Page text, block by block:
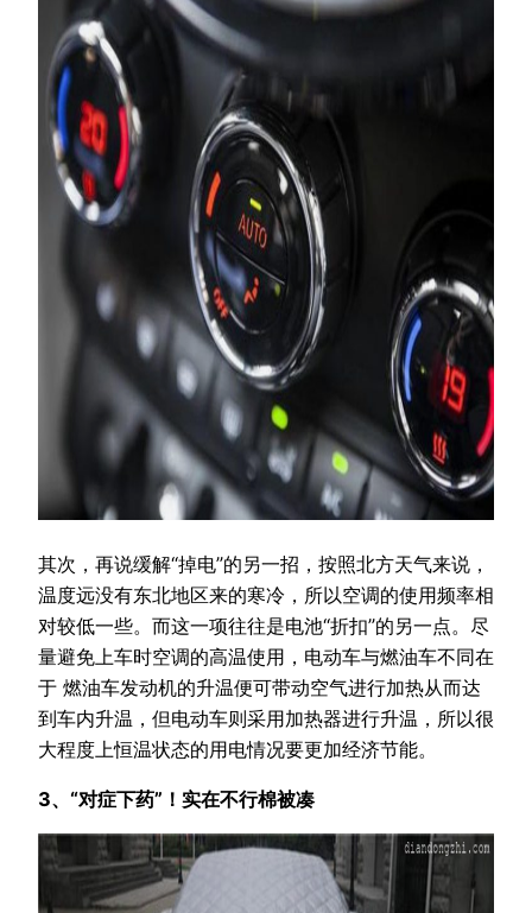
其次，再说缓解“掉电”的另一招，按照北方天气来说，
温度远没有东北地区来的寒冷，所以空调的使用频率相
对较低一些。而这一项往往是电池“折扣”的另一点。尽
量避免上车时空调的高温使用，电动车与燃油车不同在
于 燃油车发动机的升温便可带动空气进行加热从而达
到车内升温，但电动车则采用加热器进行升温，所以很
大程度上恒温状态的用电情况要更加经济节能。
3、“对症下药”！实在不行棉被凑